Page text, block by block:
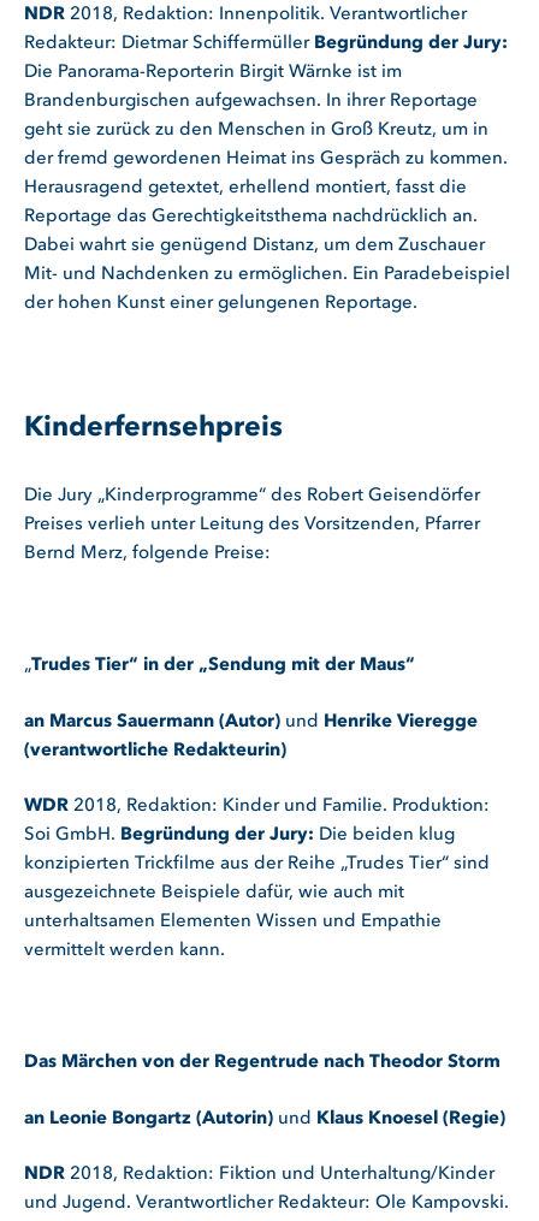
NDR 2018, Redaktion: Innenpolitik. Verantwortlicher
Redakteur: Dietmar Schiffermüller Begründung der Jury:
Die Panorama-Reporterin Birgit Wärnke ist im
Brandenburgischen aufgewachsen. In ihrer Reportage
geht sie zurück zu den Menschen in Groß Kreutz, um in
der fremd gewordenen Heimat ins Gespräch zu kommen.
Herausragend getextet, erhellend montiert, fasst die
Reportage das Gerechtigkeitsthema nachdrücklich an.
Dabei wahrt sie genügend Distanz, um dem Zuschauer
Mit- und Nachdenken zu ermöglichen. Ein Paradebeispiel
der hohen Kunst einer gelungenen Reportage.
Kinderfernsehpreis
Die Jury „Kinderprogramme“ des Robert Geisendörfer
Preises verlieh unter Leitung des Vorsitzenden, Pfarrer
Bernd Merz, folgende Preise:
„Trudes Tier“ in der „Sendung mit der Maus“
an Marcus Sauermann (Autor) und
Henrike Vieregge
(verantwortliche Redakteurin)
WDR 2018, Redaktion: Kinder und Familie. Produktion:
Soi GmbH. Begründung der Jury: Die beiden klug
konzipierten Trickfilme aus der Reihe „Trudes Tier“ sind
ausgezeichnete Beispiele dafür, wie auch mit
unterhaltsamen Elementen Wissen und Empathie
vermittelt werden kann.
Das Märchen von der Regentrude nach Theodor Storm
an Leonie Bongartz (Autorin) und Klaus Knoesel (Regie)
NDR 2018, Redaktion: Fiktion und Unterhaltung/Kinder
und Jugend. Verantwortlicher Redakteur: Ole Kampovski.